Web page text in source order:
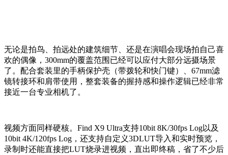
无论是拍鸟、拍远处的建筑细节、还是在演唱会现场拍自己喜
欢的偶像，300mm的覆盖范围已经可以应付大部分远摄场景
了。配合套装里的手柄保护壳（带拨轮和快门键）、67mm滤
镜转接环和肩带使用，整套装备的握持感和操作逻辑已经非常
接近一台专业相机了。
视频方面同样硬核。Find X9 Ultra支持10bit 8K/30fps Log以及
10bit 4K/120fps Log，还支持自定义3DLUT导入和实时预览，
录制时还能直接把LUT烧录进视频，直出即终稿，省了不少后